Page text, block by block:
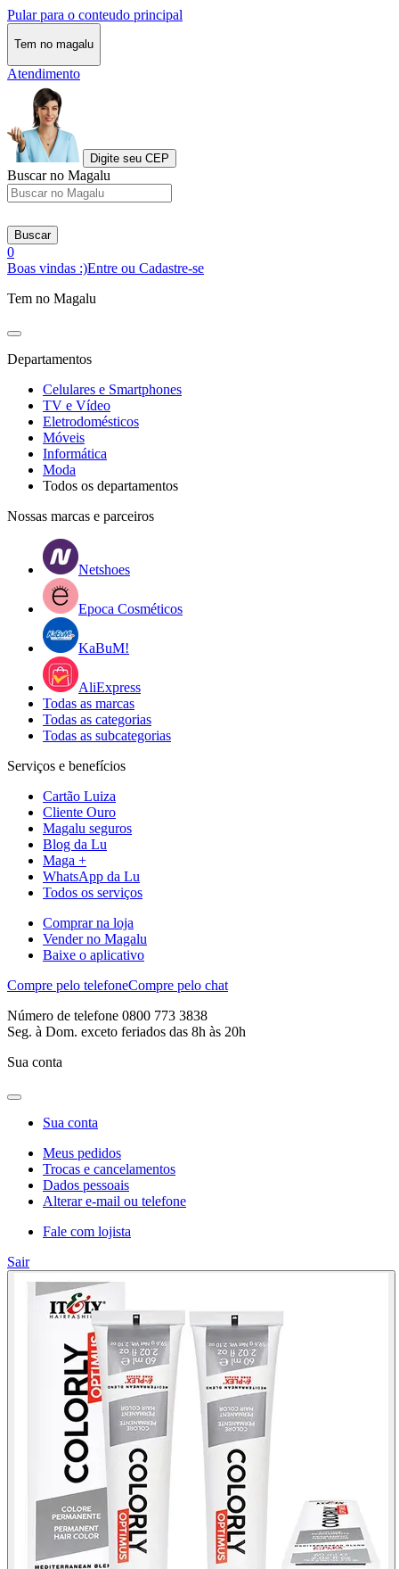
Pular para o conteudo principal
Tem no magalu
Atendimento
Digite seu CEP
Buscar no Magalu
Buscar
0
Boas vindas :)Entre ou Cadastre-se
Tem no Magalu
Departamentos
Celulares e Smartphones
TV e Vídeo
Eletrodomésticos
Móveis
Informática
Moda
Todos os departamentos
Nossas marcas e parceiros
Netshoes
Epoca Cosméticos
KaBuM!
AliExpress
Todas as marcas
Todas as categorias
Todas as subcategorias
Serviços e benefícios
Cartão Luiza
Cliente Ouro
Magalu seguros
Blog da Lu
Maga +
WhatsApp da Lu
Todos os serviços
Comprar na loja
Vender no Magalu
Baixe o aplicativo
Compre pelo telefoneCompre pelo chat
Número de telefone 0800 773 3838
Seg. à Dom. exceto feriados das 8h às 20h
Sua conta
Sua conta
Meus pedidos
Trocas e cancelamentos
Dados pessoais
Alterar e-mail ou telefone
Fale com lojista
Sair